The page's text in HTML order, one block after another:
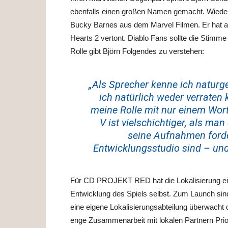
ebenfalls einen großen Namen gemacht.
Bucky Barnes aus dem Marvel Filmen. Er hat
Hearts 2 vertont. Diablo Fans sollte die
Rolle gibt Björn Folgendes zu verstehen:
„Als Sprecher kenne ich
ich natürlich weder verraten
meine Rolle mit nur einem
V ist vielschichtiger, als
seine Aufnahmen
Entwicklungsstudio sind –
Für CD PROJEKT RED hat die Lokalisierung
Entwicklung des Spiels selbst. Zum Launch
eine eigene Lokalisierungsabteilung
enge Zusammenarbeit mit lokalen Partnern